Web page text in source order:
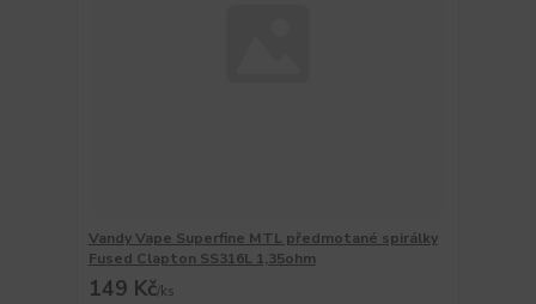
Vandy Vape Superfine MTL předmotané spirálky
Fused Clapton SS316L 1,35ohm
149 Kč/ks